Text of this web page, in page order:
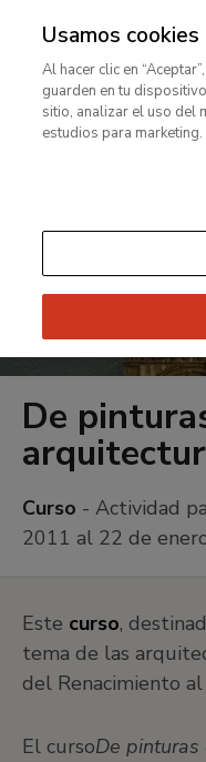
MENÚ
contenido
principal
De
Curso - Actividad
2011 al 22 de
Este curso,
tema de las
del Renacimiento
El cursoDe pinturas
Usamos cookies
Al hacer clic en
guarden en tu
sitio, analizar el uso del
estudios para marketing.